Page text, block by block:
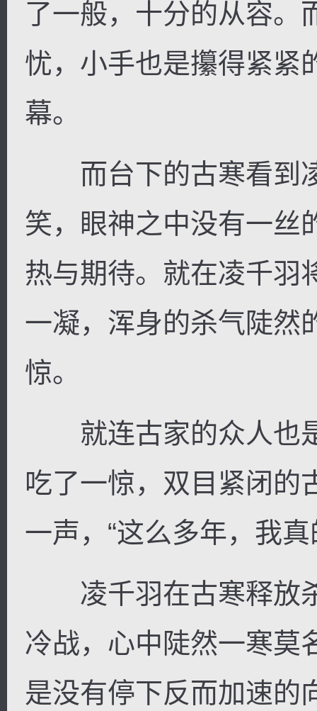
了一般，十分的从容。
忧，小手也是攥得紧紧
幕。
而台下的古寒看到
笑，眼神之中没有一丝
热与期待。就在凌千羽
一凝，浑身的杀气陡然
惊。
就连古家的众人也
吃了一惊，双目紧闭的
一声，“这么多年，我
凌千羽在古寒释放
冷战，心中陡然一寒莫
是没有停下反而加速的